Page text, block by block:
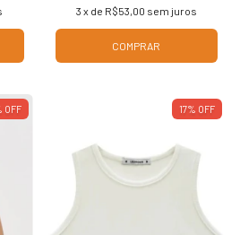
3 x de R$53,00 sem juros
COMPRAR
OFF 17% OFF